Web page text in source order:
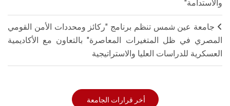
والاستدامة"
جامعة عين شمس تنظم برنامج "ركائز ومحددات الأمن القومي
المصري في ظل المتغيرات المعاصرة" بالتعاون مع الأكاديمية
العسكرية للدراسات العليا والاستراتيجية
أخر قرارات الجامعة